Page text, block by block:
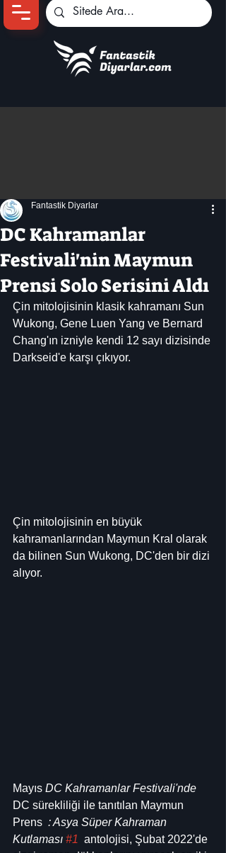
Black Desert
Dizi-Film Haberleri
DC Kahramanlar
Festivali'nin Maymun
Prensi Solo Serisini Aldı
Fantastik Diyarlar
Çin mitolojisinin klasik kahramanı Sun
Wukong, Gene Luen Yang ve Bernard
Chang'ın izniyle kendi 12 sayı dizisinde
Darkseid'e karşı çıkıyor.
Çin mitolojisinin en büyük
kahramanlarından Maymun Kral olarak
da bilinen Sun Wukong, DC'den bir dizi
alıyor.
Mayıs DC Kahramanlar Festivali'nde
DC sürekliliği ile tanıtılan Maymun
Prens : Asya Süper Kahraman
Kutlaması #1 antolojisi, Şubat 2022'de